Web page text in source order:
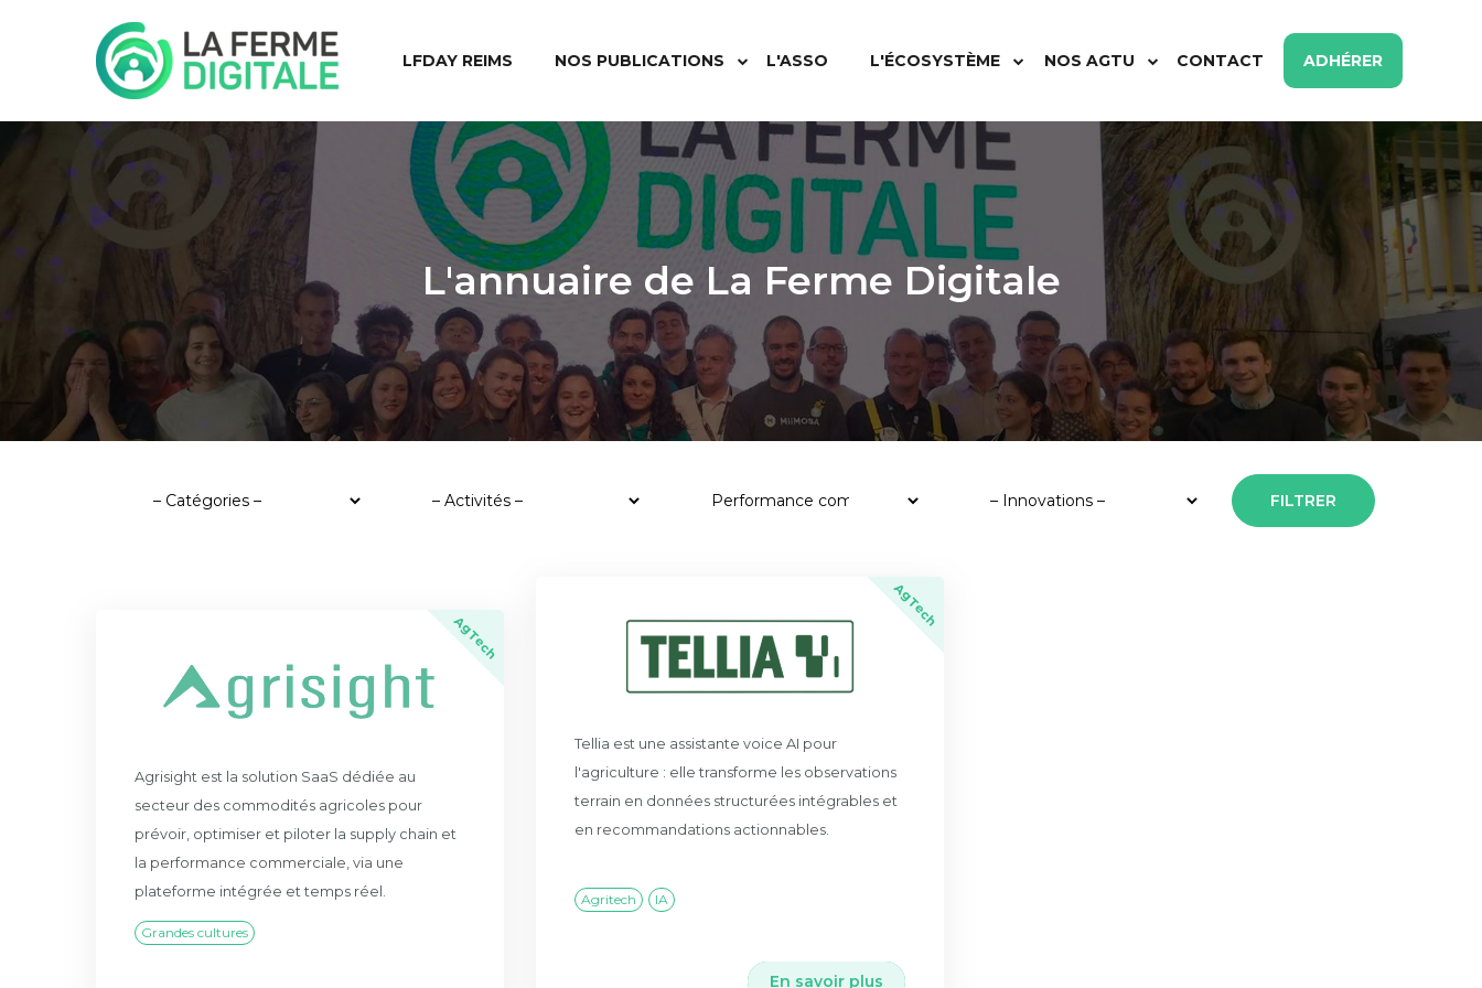
LFDAY REIMS NOS PUBLICATIONS L'ASSO L'ÉCOSYSTÈME NOS AGTU CONTACT ADHÉRER
L'annuaire de La Ferme Digitale
AgTech
Agrisight est la solution SaaS dédiée au
secteur des commodités agricoles pour
prévoir, optimiser et piloter la supply chain et
la performance commerciale, via une
plateforme intégrée et temps réel.
Grandes cultures
AgTech
Tellia est une assistante voice AI pour
l'agriculture : elle transforme les observations
terrain en données structurées intégrables et
en recommandations actionnables.
Agritech IA
En savoir plus